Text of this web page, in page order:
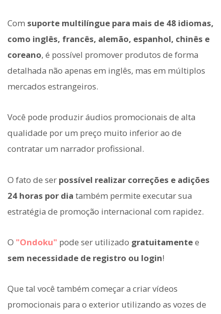
Com suporte multilíngue para mais de 48 idiomas,
como inglês, francês, alemão, espanhol, chinês e
coreano, é possível promover produtos de forma
detalhada não apenas em inglês, mas em múltiplos
mercados estrangeiros.
Você pode produzir áudios promocionais de alta
qualidade por um preço muito inferior ao de
contratar um narrador profissional.
O fato de ser possível realizar correções e adições
24 horas por dia também permite executar sua
estratégia de promoção internacional com rapidez.
O "Ondoku" pode ser utilizado gratuitamentee
sem necessidade de registro ou login!
Que tal você também começar a criar vídeos
promocionais para o exterior utilizando as vozes de